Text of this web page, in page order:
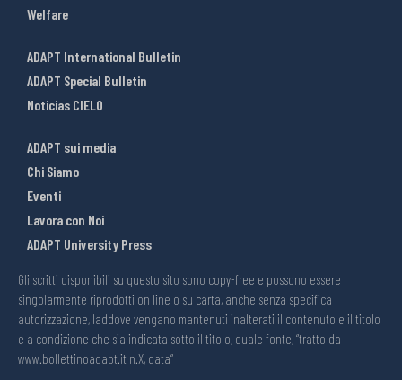
Welfare
ADAPT International Bulletin
ADAPT Special Bulletin
Noticias CIELO
ADAPT sui media
Chi Siamo
Eventi
Lavora con Noi
ADAPT University Press
Gli scritti disponibili su questo sito sono copy-free e possono essere
singolarmente riprodotti on line o su carta, anche senza specifica
autorizzazione, laddove vengano mantenuti inalterati il contenuto e il titolo
e a condizione che sia indicata sotto il titolo, quale fonte, “tratto da
www.bollettinoadapt.it n.X, data“